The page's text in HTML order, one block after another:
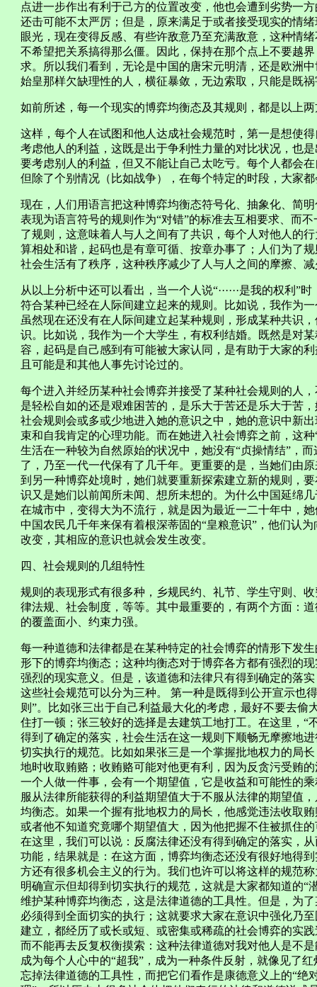
点进一步作出有利于己方的位置改变，他也会遭到劣势一
还击可能不太严厉；但是，原来满足于或者接受现实的情
眼光，现在变得反感、有些许敌意乃至充满敌意，这种情
不希望把关系搞得那么僵。因此，保持在那个点上不要越
求。所以我们看到，无论是中国的唐宋元明清，还是欧洲
始皇那样欠缺理性的人，横征暴敛，无边索取，只能是既
如前所述，每一个现实的博弈均衡态及其规则，都是以上
这样，每个人在试图和他人达成社会规范时，第一是想使
考虑他人的利益，这既是出于争利性力量的对比状况，也
要考虑别人的利益，但又不能让自己太吃亏。每个人都会
但除了个别情况（比如战争），在每个特定的时段，大家
现在，人们用语言把这种博弈均衡态符号化、抽象化、简
表现为语言符号的规则作为“对错”的标准去互相要求、而
了规则，这意味着人与人之间有了共识，每个人对他人的
算相处和谐，起码也是有章可循、按章办事了；人们为了
社会生活有了秩序，这种秩序减少了人与人之间的摩擦、
从以上分析中还可以看出，当一个人说“······是我的权利
符合某种已经在人际间建立起来的规则。比如说，我作为
虽然现在还没有在人际间建立起某种规则，形成某种共识
识。比如说，我作为一个大学生，有权利结婚。既然是对
容，起码是自己感到有可能被大家认同，是有助于大家的
且可能是和其他人事先讨论过的。
每个进入并经历某种社会博弈并接受了某种社会规则的人
是轻松自如的还是艰难困苦的，是乐大于苦还是乐大于苦
社会规则会或多或少地进入她的意识之中，她的意识中新
束和自我肯定的心理功能。而在她进入社会博弈之前，这
生活在一种较为自然原始的状况中，她没有“贞操情结”，
了，乃至一代一代保有了几千年。更重要的是，当她们由
到另一种博弈处境时，她们就要重新探索建立新的规则，
识又是她们以前闻所未闻、想所未想的。为什么中国延绵
在城市中，变得大为不流行，就是因为最近一二十年中，
中国农民几千年来保有着根深蒂固的“皇粮意识”，他们认
改变，其相应的意识也就会发生改变。
四、社会规则的几组特性
规则的表现形式有很多种，乡规民约、礼节、学生守则、
律法规、社会制度，等等。其中最重要的，有两个方面：
的覆盖面小、约束力强。
每一种道德和法律都是在某种特定的社会博弈的情形下发
形下的博弈均衡态；这种均衡态对于博弈各方都有强烈的
强烈的现实意义。但是，该道德和法律只有得到确定的落
这些社会规范可以分为三种。 第一种是既得到公开宣示也
则”。比如张三出于自己利益最大化的考虑，最好不要去
住打一顿；张三较好的选择是去建筑工地打工。在这里，“
得到了确定的落实，社会生活在这一规则下顺畅无摩擦地
切实执行的规范。比如如果张三是一个掌握批地权力的局
地时收取贿赂；收贿赂可能对他更有利，因为反贪污受贿
一个人做一件事，会有一个期望值，它是收益和可能性的
服从法律所能获得的利益期望值大于不服从法律的期望值
均衡态。如果一个握有批地权力的局长，他感觉违法收取
或者他不知道究竟哪个期望值大，因为他把握不住被抓住
在这里，我们可以说：反腐法律还没有得到确定的落实，
功能，结果就是：在这方面，博弈均衡态还没有很好地得
方还有很多机会主义的行为。我们也许可以将这样的规范
明确宣示但却得到切实执行的规范，这就是大家都知道的“
维护某种博弈均衡态，这是法律道德的工具性。但是，为
必须得到全面切实的执行；这就要求大家在意识中强化乃
建立，都经历了或长或短、或密集或稀疏的社会博弈的实
而不能再去反复权衡摸索：这种法律道德对我对他人是不
成为每个人心中的“超我”，成为一种条件反射，就像见了
忘掉法律道德的工具性，而把它们看作是康德意义上的“绝